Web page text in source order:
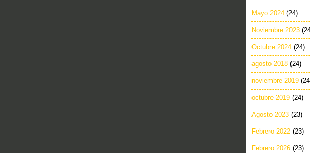
Mayo 2024 (24)
Noviembre 2023
Octubre 2024 (24)
agosto 2018 (24)
noviembre 2019
octubre 2019 (24)
Agosto 2023 (23)
Febrero 2022 (23)
Febrero 2026 (23)